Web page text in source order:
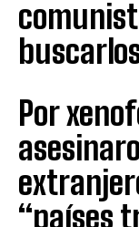
Por
“países